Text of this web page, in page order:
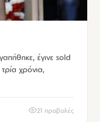
έγινε sold
χρόνια,
21 προβολές